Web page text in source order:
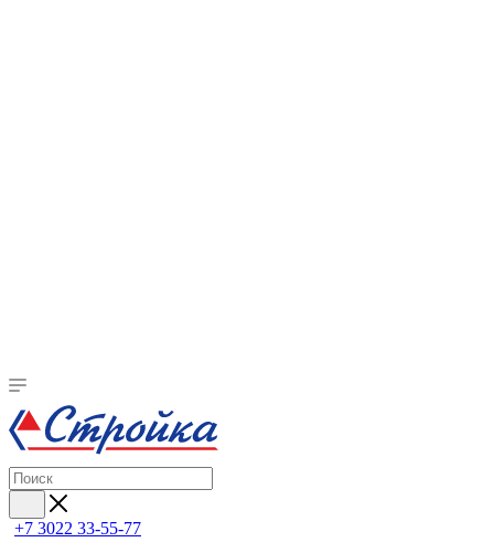
+7 3022 33-55-77